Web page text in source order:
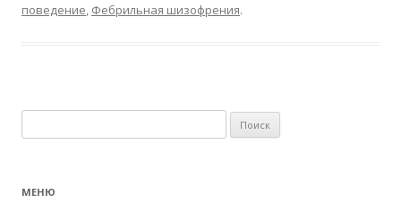
поведение, Фебрильная шизофрения.
МЕНЮ